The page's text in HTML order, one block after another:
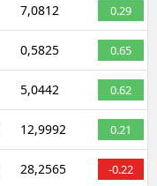
7,0812 0.29
0,5825 0.65
5,0442 0.62
12,9992 0.21
28,2565 -0.22